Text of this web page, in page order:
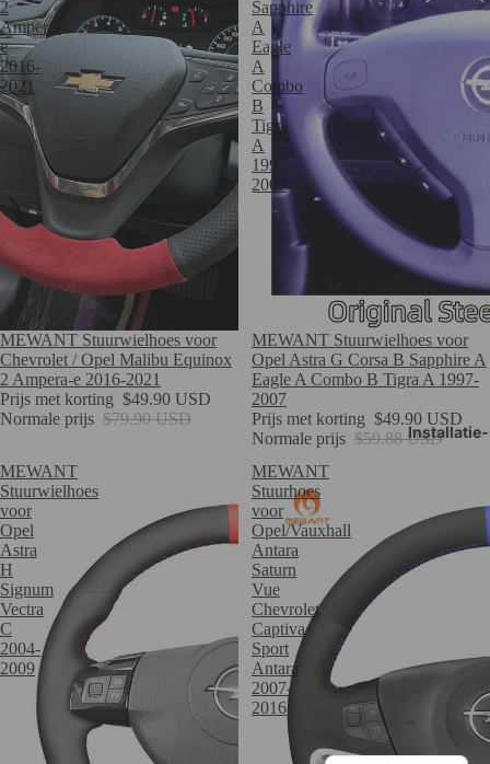
2
Ampera-
e
2016-
2021
Verkoop
MEWANT Stuurwielhoes voor
Chevrolet / Opel Malibu Equinox
2 Ampera-e 2016-2021
Prijs met korting $49.90 USD
Normale prijs $79.90 USD
Sapphire
A
Eagle
A
Combo
B
Tigra
A
1997-
2007
Verkoop
MEWANT Stuurwielhoes voor
Opel Astra G Corsa B Sapphire A
Eagle A Combo B Tigra A 1997-
2007
Prijs met korting $49.90 USD
Normale prijs $59.88 USD
MEWANT
Stuurwielhoes
voor
Opel
Astra
H
Signum
Vectra
C
2004-
2009
MEWANT
Stuurhoes
voor
Opel/Vauxhall
Antara
Saturn
Vue
Chevrolet
Captiva
Sport
Antara
2007-
2016